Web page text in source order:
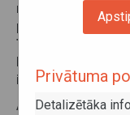
reisā, kas Cēsu
plkst.8.00 un
Tādējādi pieturā
kas no Cēsu
izbrauc plkst.9.00,
Autotransporta
Privātuma
Detalizētāka